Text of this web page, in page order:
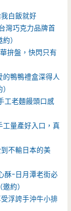
白飯就好
灣巧克力品牌首
）
拚盤，快閃只有
鴨鴨禮盒深得人
工老麵饅頭口感
量產好入口，真
不輸日本的美
酥-日月潭老街必
約）
浮誇手沖牛小排